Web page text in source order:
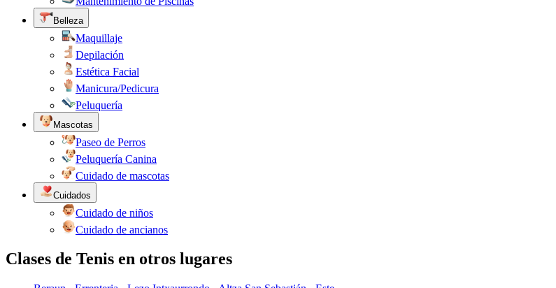
Belleza
Maquillaje
Depilación
Estética Facial
Manicura/Pedicura
Peluquería
Mascotas
Paseo de Perros
Peluquería Canina
Cuidado de mascotas
Cuidados
Cuidado de niños
Cuidado de ancianos
Clases de Tenis en otros lugares